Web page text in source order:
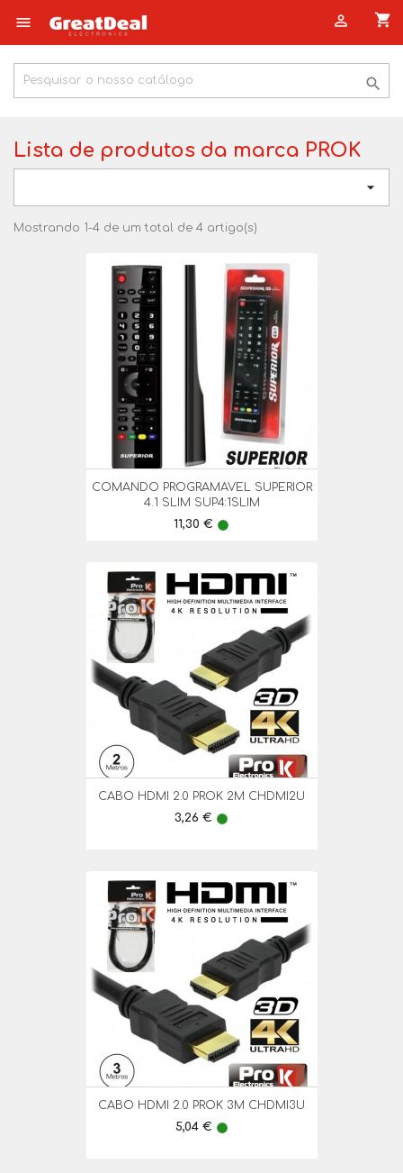
 shopping_cart


Lista de produtos da marca PROK

Mostrando 1-4 de um total de 4 artigo(s)
COMANDO PROGRAMAVEL SUPERIOR
4.1 SLIM SUP4:1SLIM
Preço
11,30 € lens
CABO HDMI 2.0 PROK 2M CHDMI2U
Preço
3,26 € lens
CABO HDMI 2.0 PROK 3M CHDMI3U
Preço
5,04 € lens